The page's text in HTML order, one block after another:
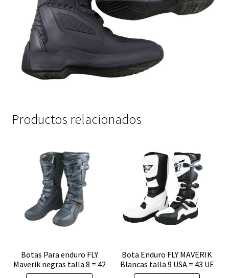
Productos relacionados
Botas Para enduro FLY
Maverik negras talla 8 = 42
Bota Enduro FLY MAVERIK
Blancas talla 9 USA = 43 UE